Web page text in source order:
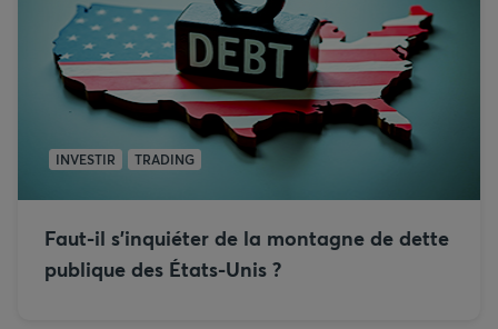
INVESTIR TRADING
Faut-il s’inquiéter de la montagne de dette
publique des États-Unis ?